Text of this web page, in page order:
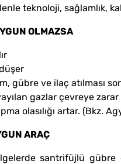
teknoloji, sağlamlık,
OLMAZSA
gübre ve ilaç atılması
gazlar çevreye
olasılığı artar. (Bkz.
ARAÇ
santrifüjlü